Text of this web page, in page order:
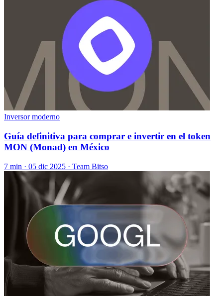
Inversor moderno
Guía definitiva para comprar e invertir en el token
MON (Monad) en México
7 min · 05 dic 2025 · Team Bitso